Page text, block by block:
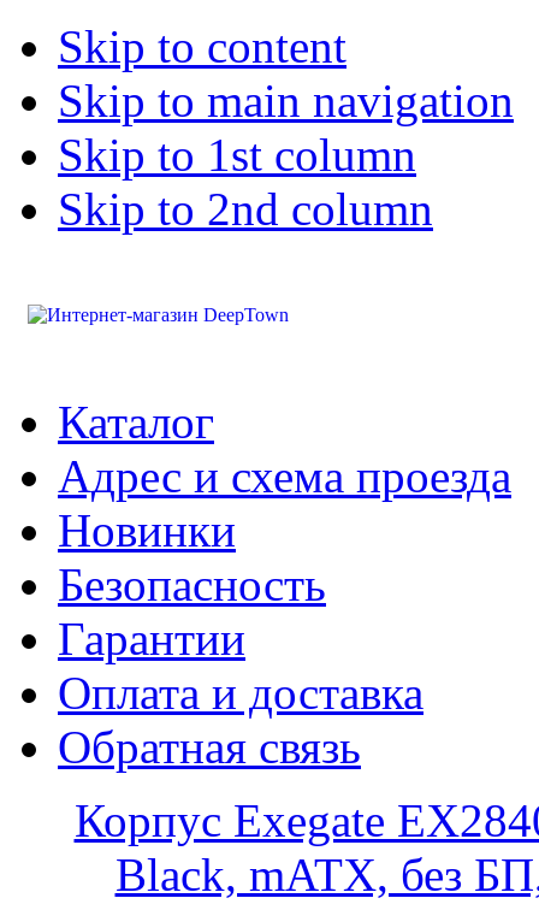
Skip to content
Skip to main navigation
Skip to 1st column
Skip to 2nd column
Каталог
Адрес и схема проезда
Новинки
Безопасность
Гарантии
Оплата и доставка
Обратная связь
Корпус Exegate
Black, mATX, без